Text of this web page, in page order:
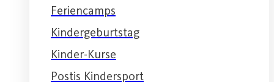
Feriencamps
Kindergeburtstag
Kinder-Kurse
Postis Kindersport